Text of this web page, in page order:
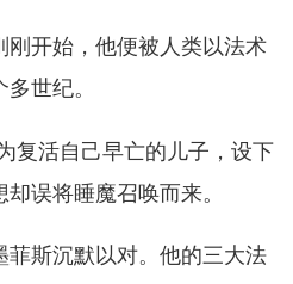
开始，他便被人类以法术
世纪。
活自己早亡的儿子，设下
误将睡魔召唤而来。
斯沉默以对。他的三大法